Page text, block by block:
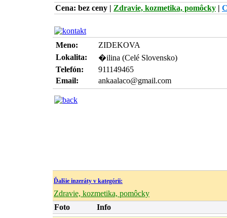
Cena: bez ceny | Zdravie, kozmetika, pomôcky |
Meno:
ZIDEKOVA
Lokalita:
�ilina (Celé Slovensko)
Telefón:
911149465
Email:
ankaalaco@gmail.com
Ďalšie inzeráty v kategórii:
Zdravie, kozmetika, pomôcky
Foto
Info